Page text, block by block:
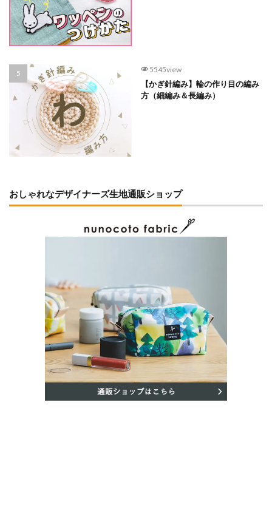
5545view
【かぎ針編み】輪の作り目の編み
方（細編み＆長編み）
おしゃれなデザイナーズ生地通販ショップ